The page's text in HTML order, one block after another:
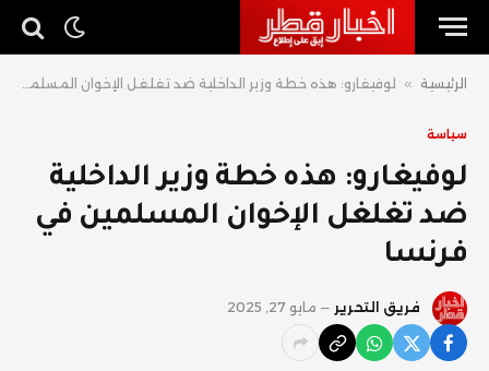
الرئيسية » لوفيغارو: هذه خطة وزير الداخلية ضد تغلغل الإخوان المسلمين في فرنسا
سياسة
لوفيغارو: هذه خطة وزير الداخلية
ضد تغلغل الإخوان المسلمين في
فرنسا
فريق التحرير مايو 27, 2025